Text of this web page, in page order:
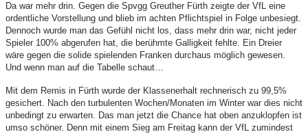
Da war mehr drin. Gegen die Spvgg Greuther Fürth zeigte der VfL eine
ordentliche Vorstellung und blieb im achten Pflichtspiel in Folge unbesiegt.
Dennoch wurde man das Gefühl nicht los, dass mehr drin war, nicht jeder
Spieler 100% abgerufen hat, die berühmte Galligkeit fehlte. Ein Dreier
wäre gegen die solide spielenden Franken durchaus möglich gewesen.
Und wenn man auf die Tabelle schaut…
Mit dem Remis in Fürth wurde der Klassenerhalt rechnerisch zu 99,5%
gesichert. Nach den turbulenten Wochen/Monaten im Winter war dies nicht
unbedingt zu erwarten. Das man jetzt die Chance hat oben anzuklopfen ist
umso schöner. Denn mit einem Sieg am Freitag kann der VfL zumindest